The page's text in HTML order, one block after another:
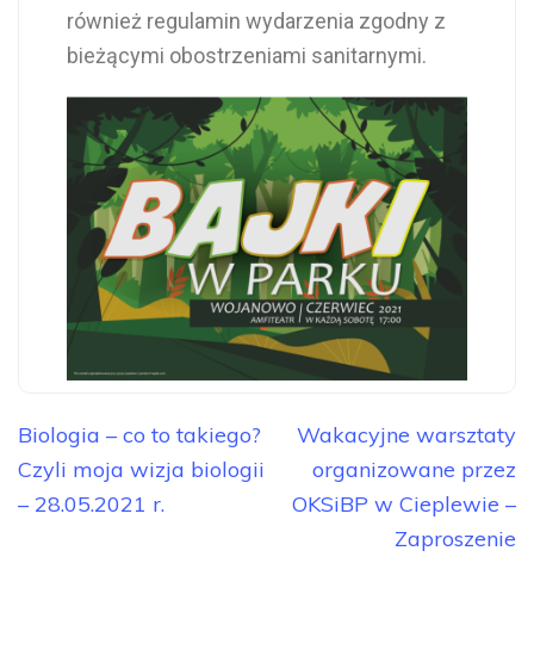
również regulamin wydarzenia zgodny z
bieżącymi obostrzeniami sanitarnymi.
Biologia – co to takiego?
Czyli moja wizja biologii
– 28.05.2021 r.
Wakacyjne warsztaty
organizowane przez
OKSiBP w Cieplewie –
Zaproszenie